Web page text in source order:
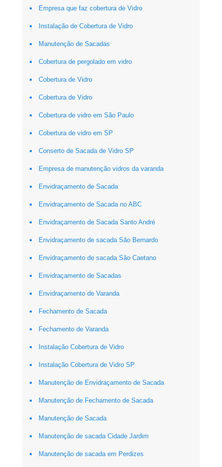
Empresa que faz cobertura de Vidro
Instalação de Cobertura de Vidro
Manutenção de Sacadas
Cobertura de pergolado em vidro
Cobertura de Vidro
Cobertura de Vidro
Cobertura de vidro em São Paulo
Cobertura de vidro em SP
Conserto de Sacada de Vidro SP
Empresa de manutenção vidros da varanda
Envidraçamento de Sacada
Envidraçamento de Sacada no ABC
Envidraçamento de Sacada Santo André
Envidraçamento de sacada São Bernardo
Envidraçamento de sacada São Caetano
Envidraçamento de Sacadas
Envidraçamento de Varanda
Fechamento de Sacada
Fechamento de Varanda
Instalação Cobertura de Vidro
Instalação Cobertura de Vidro SP
Manutenção de Envidraçamento de Sacada
Manutenção de Fechamento de Sacada
Manutenção de Sacada
Manutenção de sacada Cidade Jardim
Manutenção de sacada em Perdizes